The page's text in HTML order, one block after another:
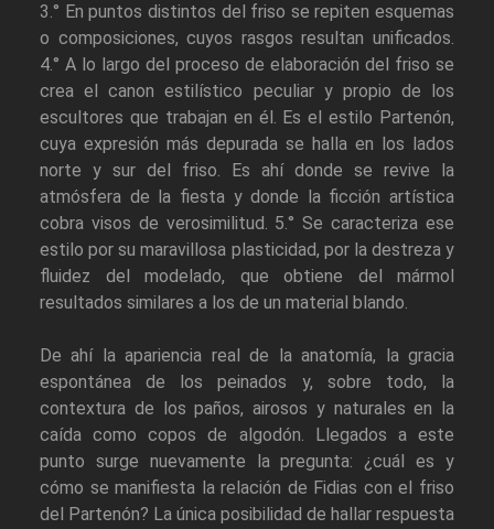
3.° En puntos distintos del friso se repiten esquemas
o composiciones, cuyos rasgos resultan unificados.
4.° A lo largo del proceso de elaboración del friso se
crea el canon estilístico peculiar y propio de los
escultores que trabajan en él. Es el estilo Partenón,
cuya expresión más depurada se halla en los lados
norte y sur del friso. Es ahí donde se revive la
atmósfera de la fiesta y donde la ficción artística
cobra visos de verosimilitud. 5.° Se caracteriza ese
estilo por su maravillosa plasticidad, por la destreza y
fluidez del modelado, que obtiene del mármol
resultados similares a los de un material blando.
De ahí la apariencia real de la anatomía, la gracia
espontánea de los peinados y, sobre todo, la
contextura de los paños, airosos y naturales en la
caída como copos de algodón. Llegados a este
punto surge nuevamente la pregunta: ¿cuál es y
cómo se manifiesta la relación de Fidias con el friso
del Partenón? La única posibilidad de hallar respuesta